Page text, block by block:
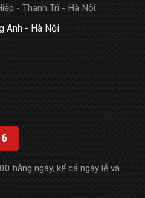
- Thanh Trì - Hà Nội
Anh - Hà Nội
hằng ngày, kể cả ngày lễ và